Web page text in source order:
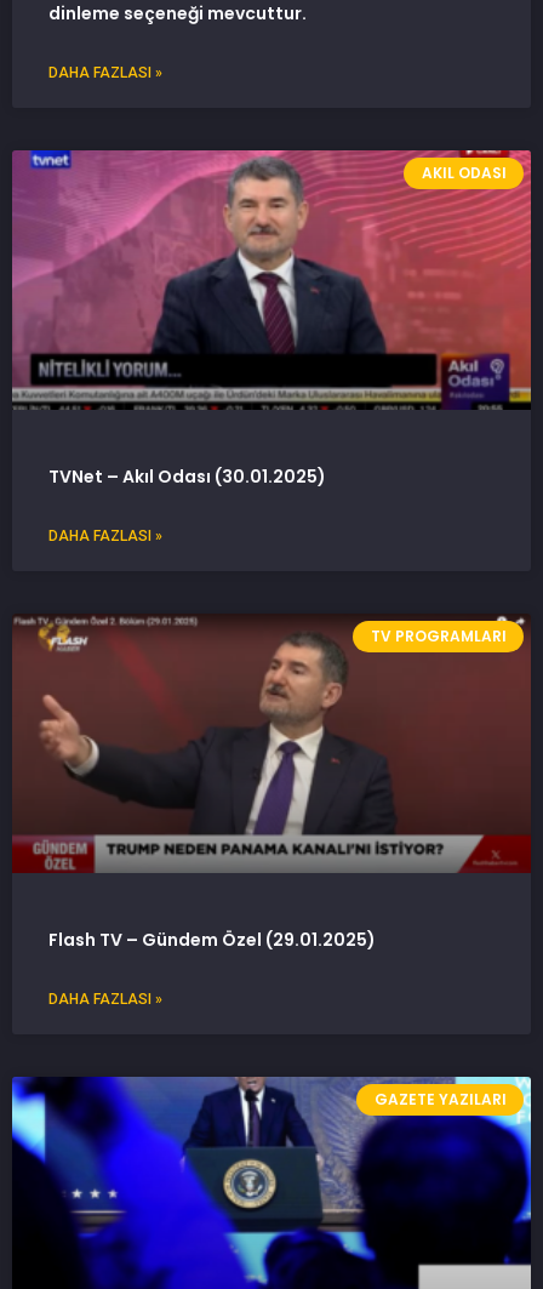
dinleme seçeneği mevcuttur.
DAHA FAZLASI »
AKIL ODASI
TVNet – Akıl Odası (30.01.2025)
DAHA FAZLASI »
TV PROGRAMLARI
Flash TV – Gündem Özel (29.01.2025)
DAHA FAZLASI »
GAZETE YAZILARI